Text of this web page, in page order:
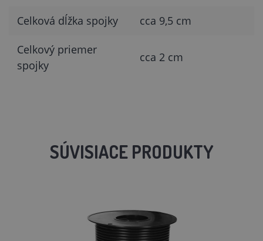
Celková dĺžka spojky cca 9,5 cm
Celkový priemer
spojky
cca 2 cm
SÚVISIACE PRODUKTY